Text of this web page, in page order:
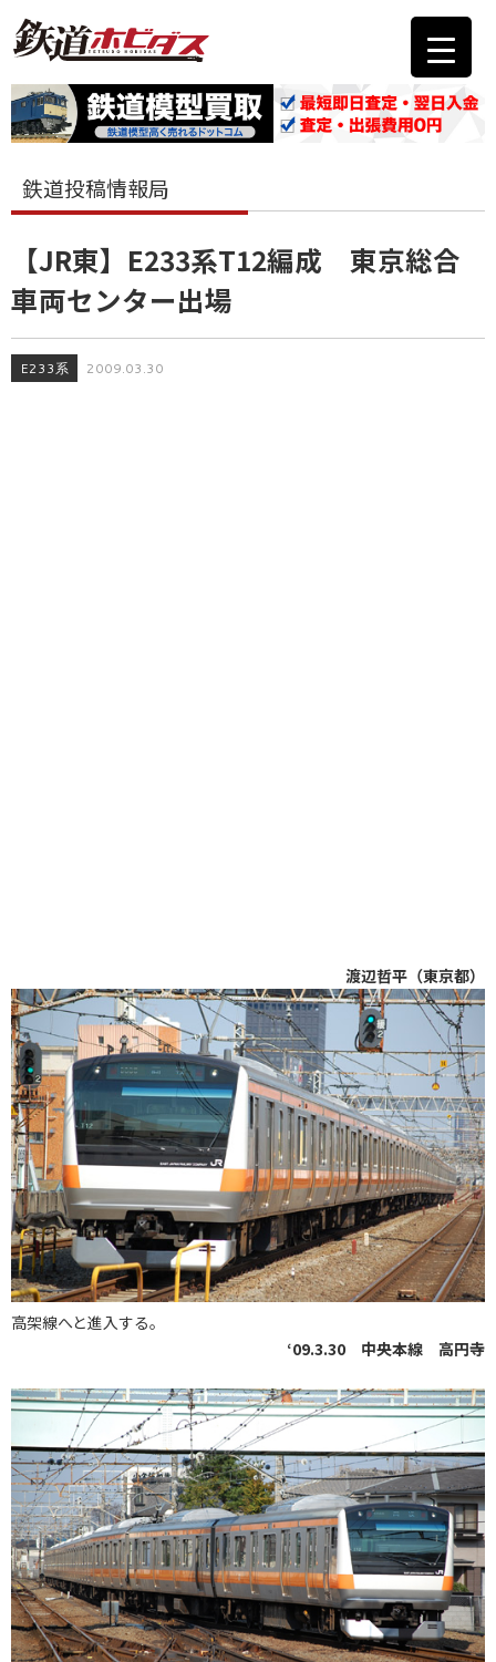
鉄道投稿情報局
【JR東】E233系T12編成 東京総合
車両センター出場
E233系 2009.03.30
渡辺哲平（東京都）
高架線へと進入する。
‘09.3.30 中央本線 高円寺